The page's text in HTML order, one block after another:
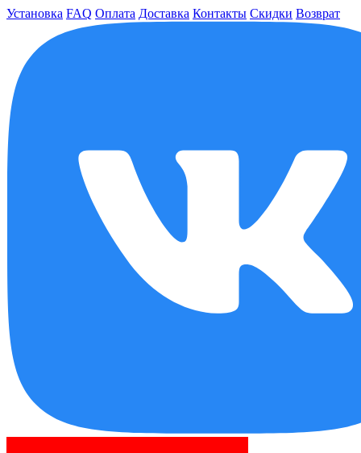
Установка FAQ Оплата Доставка Контакты Скидки Возврат